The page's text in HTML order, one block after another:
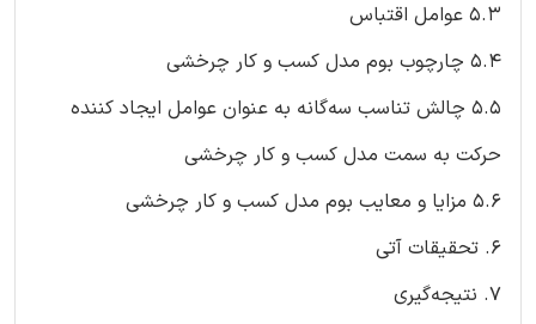
5.3 عوامل اقتباس
5.4 چارچوب بوم مدل کسب و کار چرخشی
5.5 چالش تناسب سه‌گانه به عنوان عوامل ایجاد کننده
حرکت به سمت مدل کسب و کار چرخشی
5.6 مزایا و معایب بوم مدل کسب و کار چرخشی
6. تحقیقات آتی
7. نتیجه‌گیری